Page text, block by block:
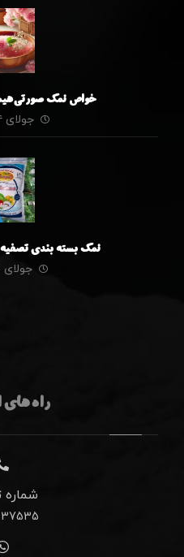
خواص نمک صورتی
جولای ۱۴, ۲۰۲۶
نمک بسته بندی
جولای ۵, ۲۰۲۶
راه های